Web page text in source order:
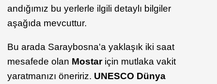
andığımız bu yerlerle ilgili detaylı bilgiler
aşağıda mevcuttur.
Bu arada Saraybosna'a yaklaşık iki saat
mesafede olan Mostariçin mutlaka vakit
yaratmanızı öneririz. UNESCO Dünya